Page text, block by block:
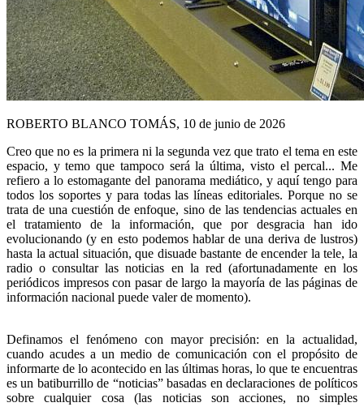
ROBERTO BLANCO TOMÁS, 10 de junio de 2026
Creo que no es la primera ni la segunda vez que trato el tema en este
espacio, y temo que tampoco será la última, visto el percal... Me
refiero a lo estomagante del panorama mediático, y aquí tengo para
todos los soportes y para todas las líneas editoriales. Porque no se
trata de una cuestión de enfoque, sino de las tendencias actuales en
el tratamiento de la información, que por desgracia han ido
evolucionando (y en esto podemos hablar de una deriva de lustros)
hasta la actual situación, que disuade bastante de encender la tele, la
radio o consultar las noticias en la red (afortunadamente en los
periódicos impresos con pasar de largo la mayoría de las páginas de
información nacional puede valer de momento).
Definamos el fenómeno con mayor precisión: en la actualidad,
cuando acudes a un medio de comunicación con el propósito de
informarte de lo acontecido en las últimas horas, lo que te encuentras
es un batiburrillo de “noticias” basadas en declaraciones de políticos
sobre cualquier cosa (las noticias son acciones, no simples